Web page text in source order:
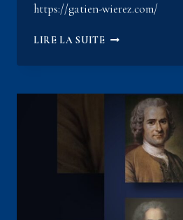
https://gatien-wierez.com/
LIRE LA SUITEHISTOIRE
TATOUAGE
CE
PASSAIT
VRAIMENT
AUX
XVIIE
XVIIIE